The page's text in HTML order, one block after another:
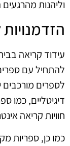
וליהנות
עידוד קריאה
להתחיל עם
לספרים
דיגיטליים, כמו
חוויות קריאה
כמו כן, ספריות